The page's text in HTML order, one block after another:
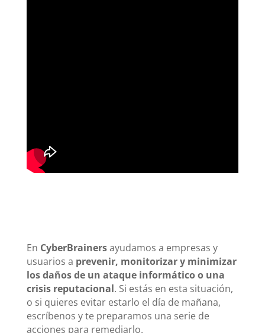
En CyberBrainersayudamos a empresas y
usuarios a prevenir, monitorizar y minimizar
los daños de un ataque informático o una
crisis reputacional. Si estás en esta situación,
o si quieres evitar estarlo el día de mañana,
escríbenos y te preparamos una serie de
acciones para remediarlo.